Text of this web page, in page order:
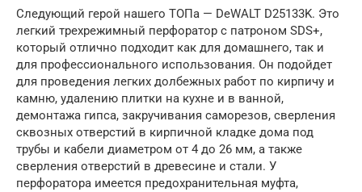
Следующий герой нашего ТОПа — DeWALT D25133K. Это
легкий трехрежимный перфоратор с патроном SDS+,
который отлично подходит как для домашнего, так и
для профессионального использования. Он подойдет
для проведения легких долбежных работ по кирпичу и
камню, удалению плитки на кухне и в ванной,
демонтажа гипса, закручивания саморезов, сверления
сквозных отверстий в кирпичной кладке дома под
трубы и кабели диаметром от 4 до 26 мм, а также
сверления отверстий в древесине и стали. У
перфоратора имеется предохранительная муфта,